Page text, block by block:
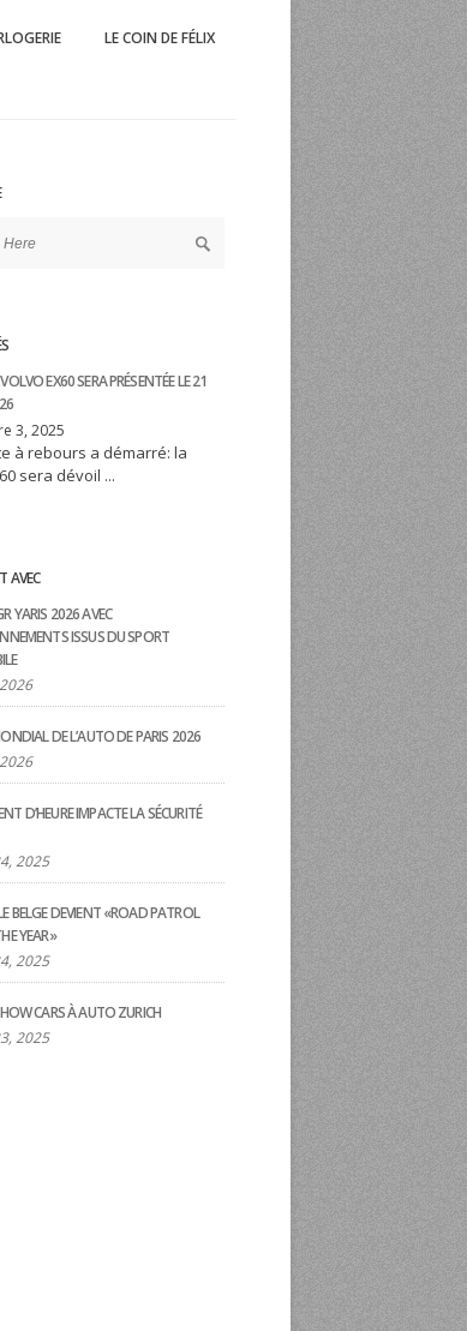
et du sport éponyme
LE COIN DE FÉLIX
EX60 SERA PRÉSENTÉE LE 21
3, 2025
à rebours a démarré: la
sera dévoil ...
AVEC
YARIS 2026 AVEC
ISSUS DU SPORT
DE L’AUTO DE PARIS 2026
D’HEURE IMPACTE LA SÉCURITÉ
2025
BELGE DEVIENT «ROAD PATROL
YEAR»
2025
CARS À AUTO ZURICH
2025